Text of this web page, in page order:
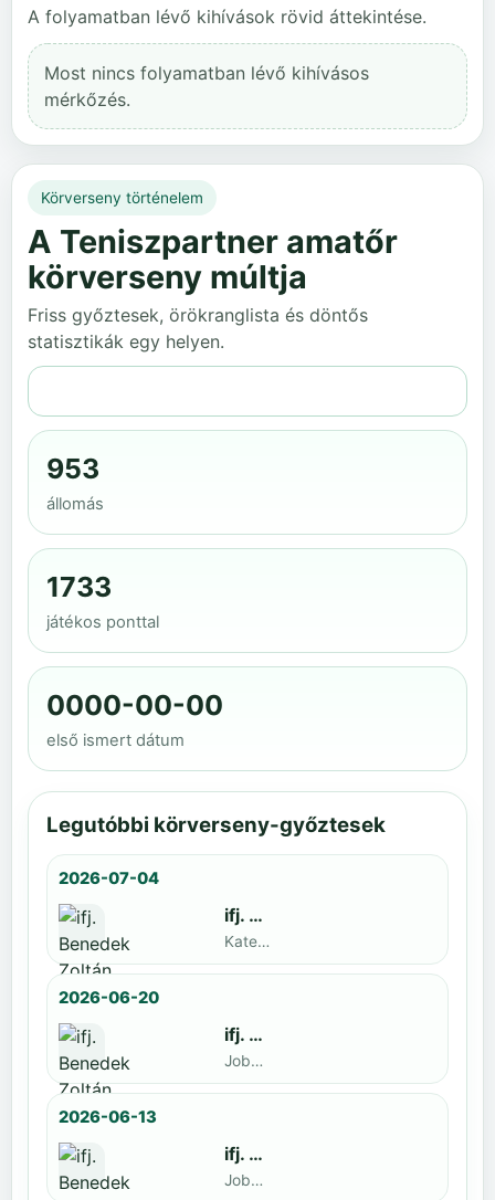
A folyamatban lévő kihívások rövid áttekintése.
Most nincs folyamatban lévő kihívásos
mérkőzés.
Körverseny történelem
A Teniszpartner amatőr
körverseny múltja
Friss győztesek, örökranglista és döntős
statisztikák egy helyen.
953
állomás
1733
játékos ponttal
0000-00-00
első ismert dátum
Legutóbbi körverseny-győztesek
2026-07-04
ifj. Benedek Zoltán
Kategoria1 neve · döntős: Lajkó Hunor
2026-06-20
ifj. Benedek Zoltán
Jobbak · döntős: Szatmári István
2026-06-13
ifj. Benedek Zoltán
Jobbak · döntős: Kende Mátyás